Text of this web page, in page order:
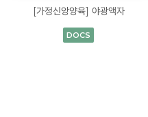
[가정신앙양육] 야광액자
DOCS